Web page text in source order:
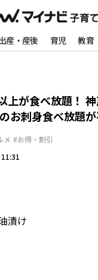
産・産後 育児 教育
上が食べ放題！
お刺身食べ放題
メ #お得・割引